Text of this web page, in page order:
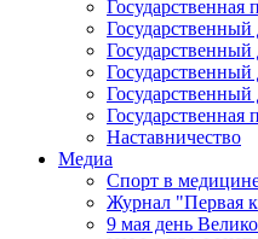
Государственная
Государственный
Государственный
Государственный
Государственный
Государственная
Наставничество
Медиа
Спорт в
Журнал "Первая
9 мая день